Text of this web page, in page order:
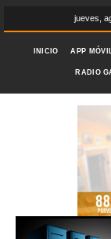
jueves,
INICIO APP
RADIO